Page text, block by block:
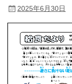
2025年6月30日